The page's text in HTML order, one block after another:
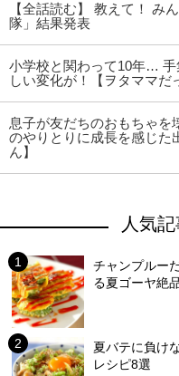
【全話読む】 教えて！ み
隊」結果発表
小学校と関わって10年…
しい変化が！【ヲタママだ
息子が友だちのおもちゃ
のやりとりに成長を感じた
ん】
人気
チャンプルー
る夏ゴーヤ絶
夏バテに負け
レシピ8選